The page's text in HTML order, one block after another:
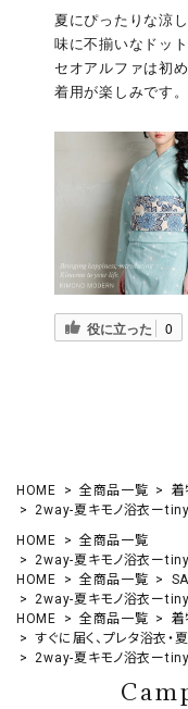
夏にぴったりな涼
味に不揃いなドッ
セオアルファは初
着用が楽しみです。
役に立った 0
HOME 全商品一覧 着
2way-夏キモノ浴衣ーtiny
HOME
全商品一覧
2way-夏キモノ浴衣ーtiny
HOME
全商品一覧
2way-夏キモノ浴衣ーtiny
HOME
全商品一覧 着
すぐに届く、プレタ浴衣・
2way-夏キモノ浴衣ーtiny